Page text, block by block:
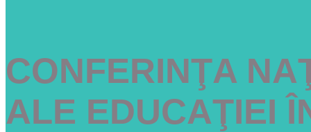
CONFERINŢA
ALE EDUCAŢIEI